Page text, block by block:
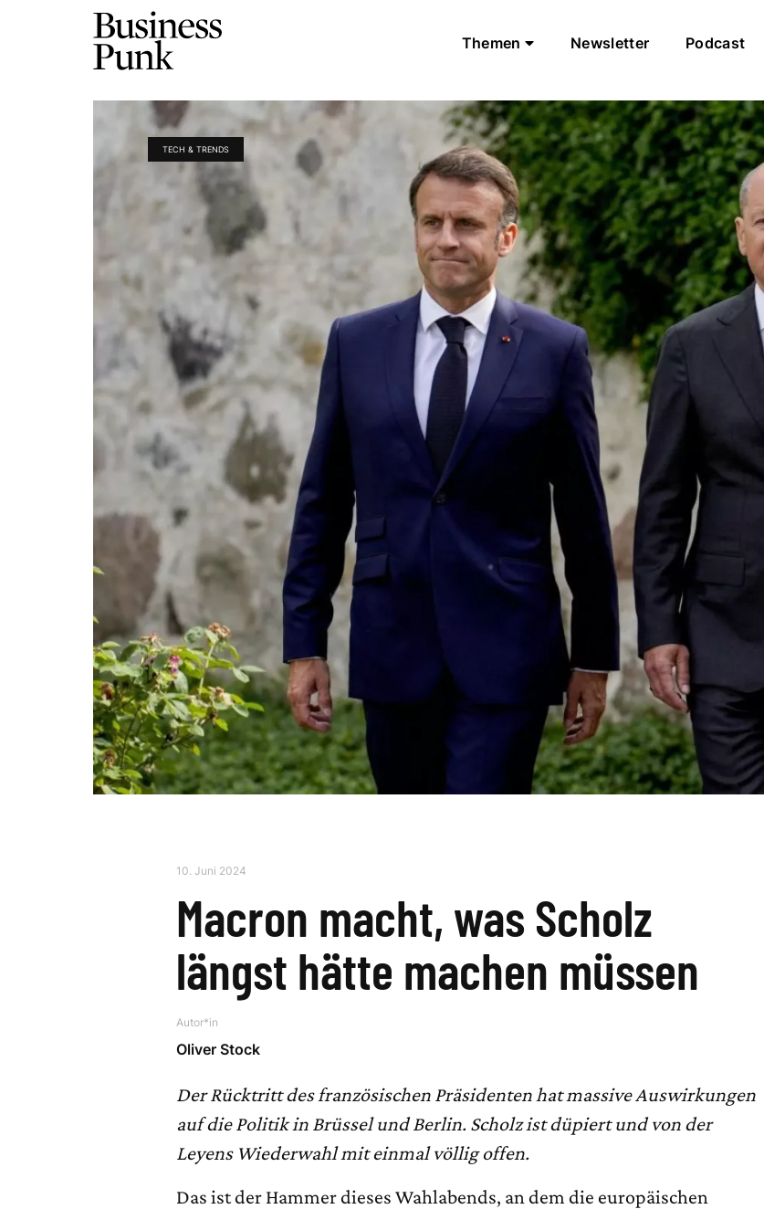
Themen Newsletter Podcast
TECH & TRENDS
10. Juni 2024
Macron macht, was Scholz
längst hätte machen müssen
Autor*in
Oliver Stock
Der Rücktritt des französischen Präsidenten hat massive Auswirkungen
auf die Politik in Brüssel und Berlin. Scholz ist düpiert und von der
Leyens Wiederwahl mit einmal völlig offen.
Das ist der Hammer dieses Wahlabends, an dem die europäischen